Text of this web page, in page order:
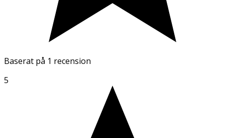
Baserat på 1 recension
5